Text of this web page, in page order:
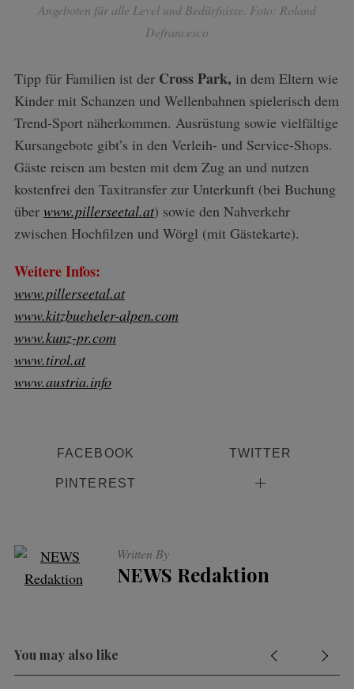
Angeboten für alle Level und Bedürfnisse. Foto: Roland
Defrancesco
Tipp für Familien ist derCross Park, in dem Eltern wie
Kinder mit Schanzen und Wellenbahnen spielerisch dem
Trend-Sport näherkommen. Ausrüstung sowie vielfältige
Kursangebote gibt’s in den Verleih- und Service-Shops.
Gäste reisen am besten mit dem Zug an und nutzen
kostenfrei den Taxitransfer zur Unterkunft (bei Buchung
über www.pillerseetal.at) sowie den Nahverkehr
zwischen Hochfilzen und Wörgl (mit Gästekarte).
Weitere Infos:
www.pillerseetal.at
www.kitzbueheler-alpen.com
www.kunz-pr.com
www.tirol.at
www.austria.info
FACEBOOK TWITTER
PINTEREST
Written By
NEWS Redaktion
You may also like